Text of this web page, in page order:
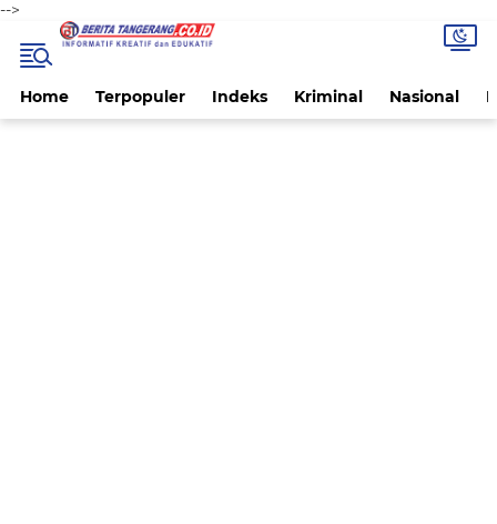
-->
Home Terpopuler Indeks Kriminal Nasional